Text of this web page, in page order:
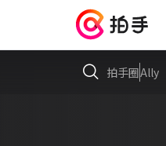
拍手圈Ally